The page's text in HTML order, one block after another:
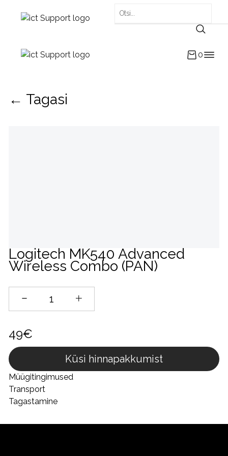
0
← Tagasi
Logitech MK540 Advanced
Wireless Combo (PAN)
49€
Küsi hinnapakkumist
Müügitingimused
Transport
Tagastamine